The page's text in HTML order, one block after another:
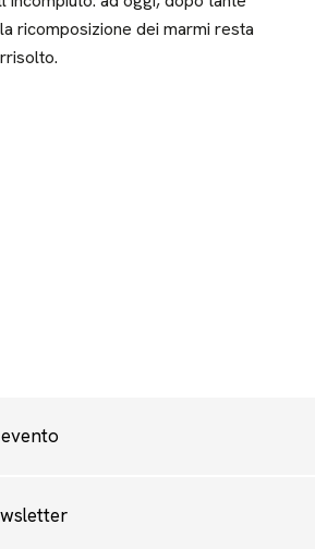
ricomposizione dei marmi resta